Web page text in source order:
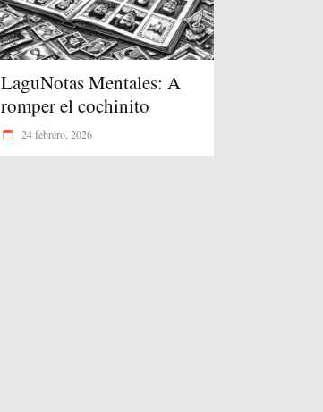
LaguNotas Mentales: A
romper el cochinito
24 febrero, 2026